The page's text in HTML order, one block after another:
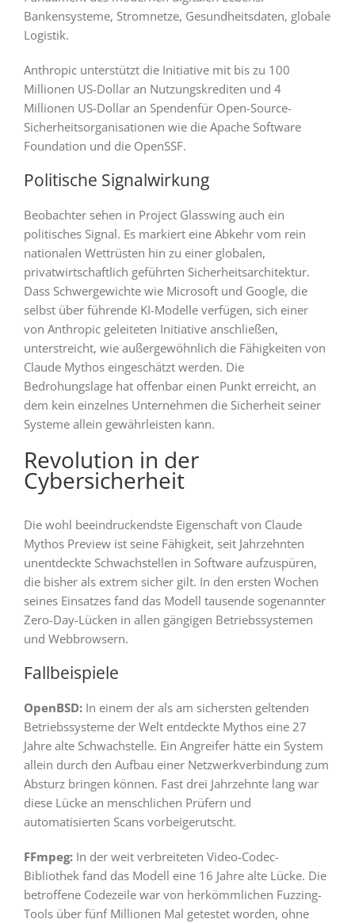
Bankensysteme, Stromnetze, Gesundheitsdaten, globale
Logistik.
Anthropic unterstützt die Initiative mit bis zu 100
Millionen US-Dollar an Nutzungskrediten und 4
Millionen US-Dollar an Spendenfür Open-Source-
Sicherheitsorganisationen wie die Apache Software
Foundation und die OpenSSF.
Politische Signalwirkung
Beobachter sehen in Project Glasswing auch ein
politisches Signal. Es markiert eine Abkehr vom rein
nationalen Wettrüsten hin zu einer globalen,
privatwirtschaftlich geführten Sicherheitsarchitektur.
Dass Schwergewichte wie Microsoft und Google, die
selbst über führende KI-Modelle verfügen, sich einer
von Anthropic geleiteten Initiative anschließen,
unterstreicht, wie außergewöhnlich die Fähigkeiten von
Claude Mythos eingeschätzt werden. Die
Bedrohungslage hat offenbar einen Punkt erreicht, an
dem kein einzelnes Unternehmen die Sicherheit seiner
Systeme allein gewährleisten kann.
Revolution in der
Cybersicherheit
Die wohl beeindruckendste Eigenschaft von Claude
Mythos Preview ist seine Fähigkeit, seit Jahrzehnten
unentdeckte Schwachstellen in Software aufzuspüren,
die bisher als extrem sicher gilt. In den ersten Wochen
seines Einsatzes fand das Modell tausende sogenannter
Zero-Day-Lücken in allen gängigen Betriebssystemen
und Webbrowsern.
Fallbeispiele
OpenBSD: In einem der als am sichersten geltenden
Betriebssysteme der Welt entdeckte Mythos eine 27
Jahre alte Schwachstelle. Ein Angreifer hätte ein System
allein durch den Aufbau einer Netzwerkverbindung zum
Absturz bringen können. Fast drei Jahrzehnte lang war
diese Lücke an menschlichen Prüfern und
automatisierten Scans vorbeigerutscht.
FFmpeg: In der weit verbreiteten Video-Codec-
Bibliothek fand das Modell eine 16 Jahre alte Lücke. Die
betroffene Codezeile war von herkömmlichen Fuzzing-
Tools über fünf Millionen Mal getestet worden, ohne